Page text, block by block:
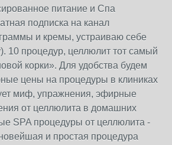
питание и Спа
подписка на канал
и кремы, устраиваю себе
10 процедур, целлюлит тот самый
корки». Для удобства будем
цены на процедуры в клиниках
миф, упражнения, эфирные
от целлюлита в домашних
SPA процедуры от целлюлита -
и простая процедура